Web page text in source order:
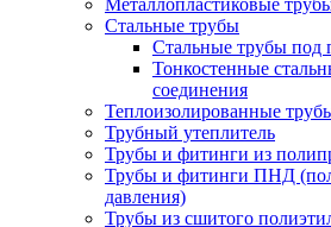
Металлопластиковые
Стальные трубы
Стальные трубы под
Тонкостенные
соединения
Теплоизолированные
Трубный утеплитель
Трубы и фитинги из
Трубы и фитинги ПНД
давления)
Трубы из сшитого